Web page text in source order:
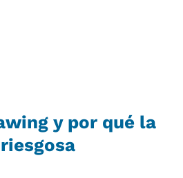
y por qué la